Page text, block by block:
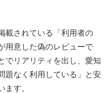
載されている「利用者の
用意した偽のレビューで
でリアリティを出し、愛知
題なく利用している」と安
ます。